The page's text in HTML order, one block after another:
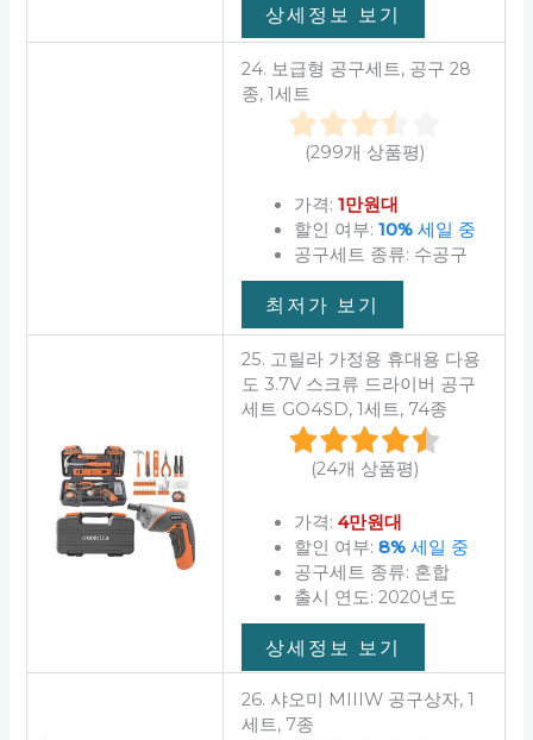
상세정보 보기
24. 보급형 공구세트, 공구 28
종, 1세트
(299개 상품평)
가격: 1만원대
할인 여부: 10%세일 중
공구세트 종류: 수공구
최저가 보기
25. 고릴라 가정용 휴대용 다용
도 3.7V 스크류 드라이버 공구
세트 GO4SD, 1세트, 74종
(24개 상품평)
가격: 4만원대
할인 여부: 8%세일 중
공구세트 종류: 혼합
출시 연도: 2020년도
상세정보 보기
26. 샤오미 MIIIW 공구상자, 1
세트, 7종